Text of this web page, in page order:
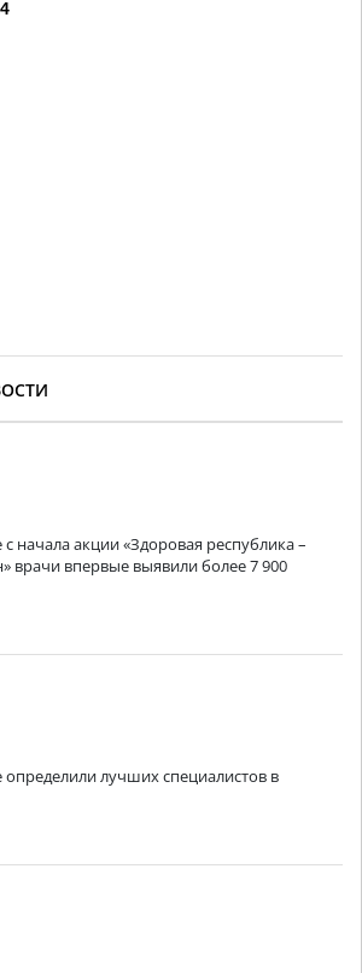
начала акции «Здоровая республика –
врачи впервые выявили более 7 900
лучших специалистов в